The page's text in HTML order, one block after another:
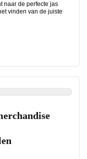
naar de perfecte jas
vinden van de juiste